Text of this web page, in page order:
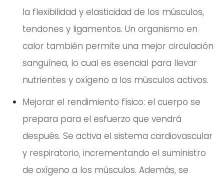
la flexibilidad y elasticidad de los músculos,
tendones y ligamentos. Un organismo en
calor también permite una mejor circulación
sanguínea, lo cual es esencial para llevar
nutrientes y oxígeno a los músculos activos.
Mejorar el rendimiento físico: el cuerpo se
prepara para el esfuerzo que vendrá
después. Se activa el sistema cardiovascular
y respiratorio, incrementando el suministro
de oxígeno a los músculos. Además, se